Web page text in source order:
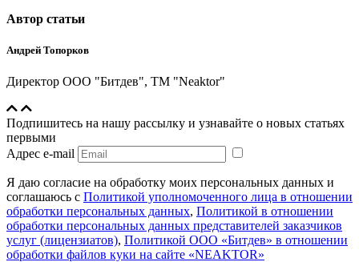
Автор статьи
Андрей Топорков
Директор ООО "Битдев", ТМ "Neaktor"
Подпишитесь на нашу рассылку и узнавайте о новых статьях
первыми
Адрес e-mail
Я даю согласие на обработку моих персональных данных и
соглашаюсь с Политикой уполномоченного лица в отношении
обработки персональных данных, Политикой в отношении
обработки персональных данных представителей заказчиков
услуг (лицензиатов), Политикой ООО «Битдев» в отношении
обработки файлов куки на сайте «NEAKTOR»